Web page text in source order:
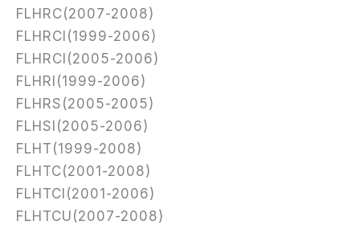
FLHRC(2007-2008)
FLHRCI(1999-2006)
FLHRCI(2005-2006)
FLHRI(1999-2006)
FLHRS(2005-2005)
FLHSI(2005-2006)
FLHT(1999-2008)
FLHTC(2001-2008)
FLHTCI(2001-2006)
FLHTCU(2007-2008)